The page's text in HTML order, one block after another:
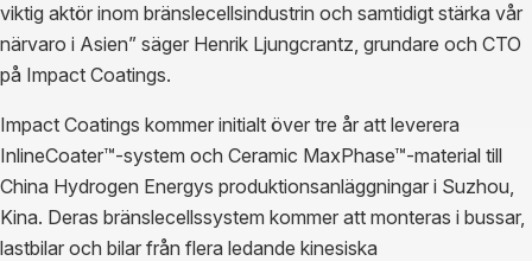
viktig aktör inom bränslecellsindustrin och samtidigt stärka vår
närvaro i Asien” säger Henrik Ljungcrantz, grundare och CTO
på Impact Coatings.
Impact Coatings kommer initialt över tre år att leverera
InlineCoater™-system och Ceramic MaxPhase™-material till
China Hydrogen Energys produktionsanläggningar i Suzhou,
Kina. Deras bränslecellssystem kommer att monteras i bussar,
lastbilar och bilar från flera ledande kinesiska